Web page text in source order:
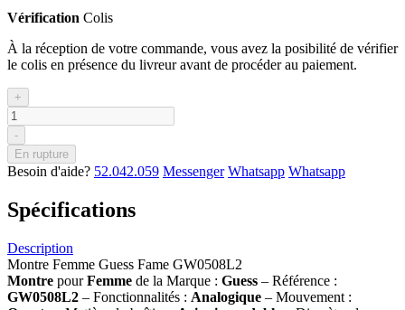
Vérification Colis
À la réception de votre commande, vous avez la posibilité de vérifier
le colis en présence du livreur avant de procéder au paiement.
+
-
En rupture
Besoin d'aide? 52.042.059 Messenger Whatsapp Whatsapp
Spécifications
Description
Montre Femme Guess Fame GW0508L2
Montre pourFemme de la Marque : Guess – Référence :
GW0508L2 – Fonctionnalités : Analogique – Mouvement :